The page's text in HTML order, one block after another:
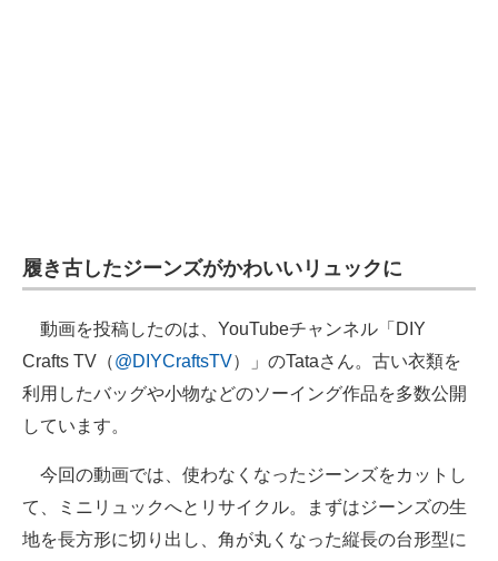
ちょっと気になるネットの話題
履き古したジーンズがかわいいリュックに
動画を投稿したのは、YouTubeチャンネル「DIY
Crafts TV（@DIYCraftsTV）」のTataさん。古い衣類を
利用したバッグや小物などのソーイング作品を多数公開
しています。
今回の動画では、使わなくなったジーンズをカットし
て、ミニリュックへとリサイクル。まずはジーンズの生
地を長方形に切り出し、角が丸くなった縦長の台形型に